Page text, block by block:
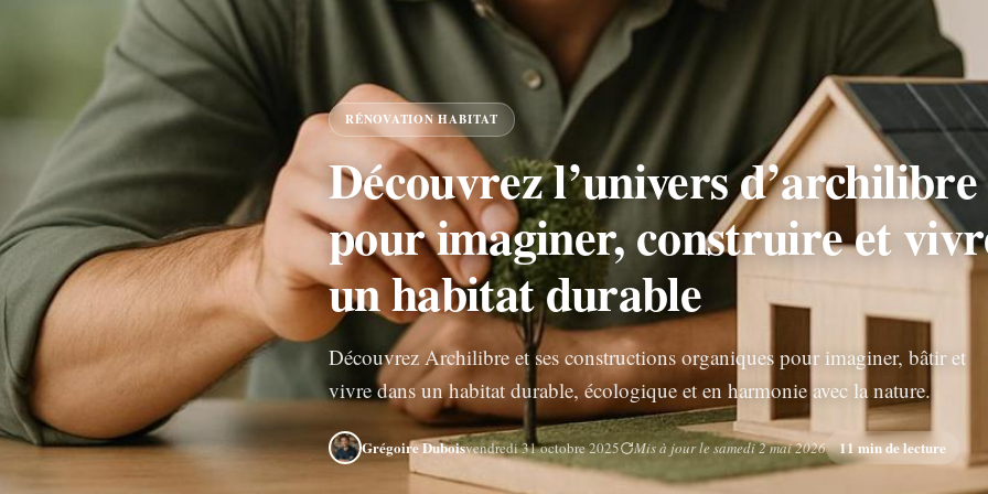
RÉNOVATION HABITAT
Découvrez l’univers d’archilibre
pour imaginer, construire et
un habitat durable
Découvrez Archilibre et ses constructions organiques pour imaginer, bâtir et
vivre dans un habitat durable, écologique et en harmonie avec la nature.
Grégoire Duboisvendredi 31 octobre 2025 Mis à jour le samedi 2 mai 2026 11 min de lecture